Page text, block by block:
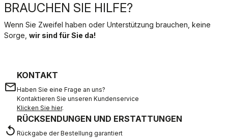
BRAUCHEN SIE HILFE?
Wenn Sie Zweifel haben oder Unterstützung brauchen, keine
Sorge, wir sind für Sie da!
email
KONTAKT
Haben Sie eine Frage an uns?
Kontaktieren Sie unseren Kundenservice
Klicken Sie hier.
replay
RÜCKSENDUNGEN UND ERSTATTUNGEN
Rückgabe der Bestellung garantiert